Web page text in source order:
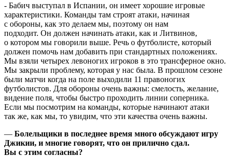
- Бабич выступал в Испании, он имеет хорошие игровые
характеристики. Команды там строят атаки, начиная
с обороны, как это делаем мы, поэтому он нам
подходит. Он должен начинать атаки, как и Литвинов,
о котором мы говорили выше. Речь о футболисте, который
должен помочь нам добавить при стандартных положениях.
Мы взяли четырех левоногих игроков в это трансферное окно.
Мы закрыли проблему, которая у нас была. В прошлом сезоне
были матчи когда на поле выходили 11 правоногих
футболистов. Для обороны очень важны: смелость, желание,
видение поля, чтобы быстро проходить линии соперника.
Если мы посмотрим на команды, которые начинают атаки
так же, как мы, то увидим, что эти качества очень важны.
— Болельщики в последнее время много обсуждают игру
Джикии, и многие говорят, что он прилично сдал.
Вы с этим согласны?